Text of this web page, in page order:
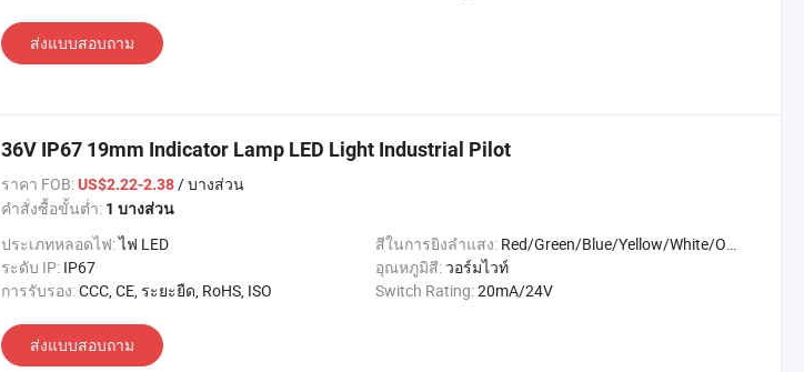
ส่งแบบสอบถาม
36V IP67 19mm Indicator Lamp LED Light Industrial Pilot
ราคา FOB:US$2.22-2.38/ บางส่วน
คำสั่งซื้อขั้นต่ำ: 1 บางส่วน
ประเภทหลอดไฟ:ไฟ LED สีในการยิงลำแสง: Red/Green/Blue/Yellow/White/Orange
ระดับ IP: IP67 อุณหภูมิสี: วอร์มไวท์
การรับรอง:CCC, CE, ระยะยืด, RoHS, ISO Switch Rating:20mA/24V
ส่งแบบสอบถาม